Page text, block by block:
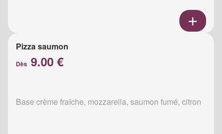
Pizza saumon
Dès 9.00 €
Base crème fraîche, mozzarella, saumon fumé, citron